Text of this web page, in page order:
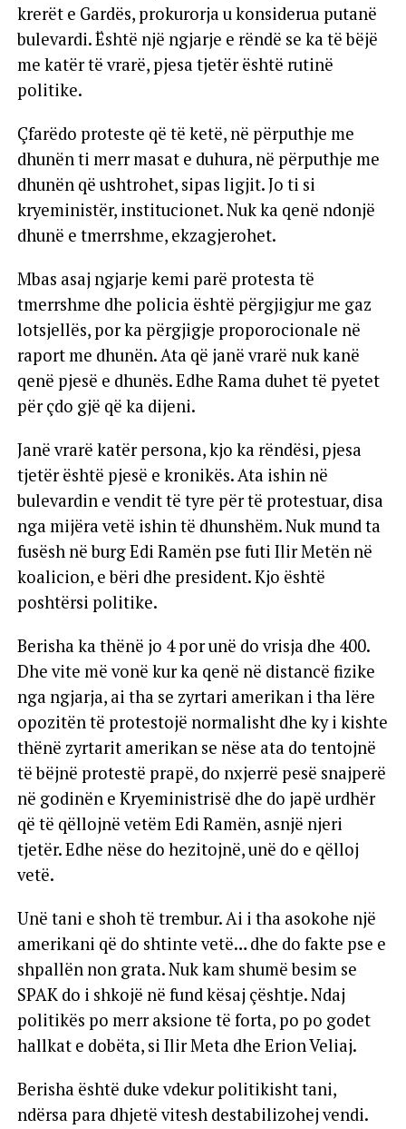
krerët e Gardës, prokurorja u konsiderua putanë
bulevardi. Është një ngjarje e rëndë se ka të bëjë
me katër të vrarë, pjesa tjetër është rutinë
politike.
Çfarëdo proteste që të ketë, në përputhje me
dhunën ti merr masat e duhura, në përputhje me
dhunën që ushtrohet, sipas ligjit. Jo ti si
kryeministër, institucionet. Nuk ka qenë ndonjë
dhunë e tmerrshme, ekzagjerohet.
Mbas asaj ngjarje kemi parë protesta të
tmerrshme dhe policia është përgjigjur me gaz
lotsjellës, por ka përgjigje proporocionale në
raport me dhunën. Ata që janë vrarë nuk kanë
qenë pjesë e dhunës. Edhe Rama duhet të pyetet
për çdo gjë që ka dijeni.
Janë vrarë katër persona, kjo ka rëndësi, pjesa
tjetër është pjesë e kronikës. Ata ishin në
bulevardin e vendit të tyre për të protestuar, disa
nga mijëra vetë ishin të dhunshëm. Nuk mund ta
fusësh në burg Edi Ramën pse futi Ilir Metën në
koalicion, e bëri dhe president. Kjo është
poshtërsi politike.
Berisha ka thënë jo 4 por unë do vrisja dhe 400.
Dhe vite më vonë kur ka qenë në distancë fizike
nga ngjarja, ai tha se zyrtari amerikan i tha lëre
opozitën të protestojë normalisht dhe ky i kishte
thënë zyrtarit amerikan se nëse ata do tentojnë
të bëjnë protestë prapë, do nxjerrë pesë snajperë
në godinën e Kryeministrisë dhe do japë urdhër
që të qëllojnë vetëm Edi Ramën, asnjë njeri
tjetër. Edhe nëse do hezitojnë, unë do e qëlloj
vetë.
Unë tani e shoh të trembur. Ai i tha asokohe një
amerikani që do shtinte vetë… dhe do fakte pse e
shpallën non grata. Nuk kam shumë besim se
SPAK do i shkojë në fund kësaj çështje. Ndaj
politikës po merr aksione të forta, po po godet
hallkat e dobëta, si Ilir Meta dhe Erion Veliaj.
Berisha është duke vdekur politikisht tani,
ndërsa para dhjetë vitesh destabilizohej vendi.